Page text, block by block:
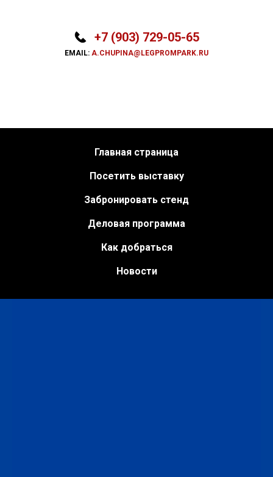
+7 (903) 729-05-65
EMAIL: A.CHUPINA@LEGPROMPARK.RU
Главная страница
Посетить выставку
Забронировать стенд
Деловая программа
Как добраться
Новости